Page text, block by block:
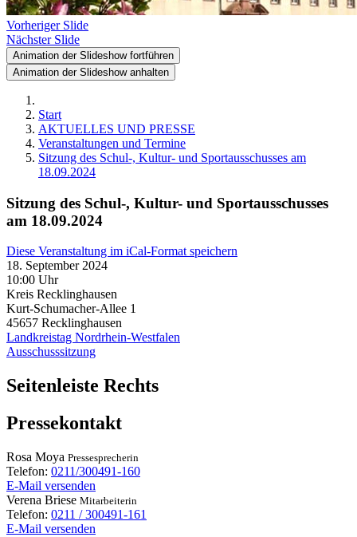
Vorheriger Slide
Nächster Slide
Animation der Slideshow fortführen
Animation der Slideshow anhalten
Start
AKTUELLES UND PRESSE
Veranstaltungen und Termine
Sitzung des Schul-, Kultur- und Sportausschusses am
18.09.2024
Sitzung des Schul-, Kultur- und Sportausschusses
am 18.09.2024
Diese Veranstaltung im iCal-Format speichern
18. September 2024
10:00 Uhr
Kreis Recklinghausen
Kurt-Schumacher-Allee 1
45657 Recklinghausen
Landkreistag Nordrhein-Westfalen
Ausschusssitzung
Seitenleiste Rechts
Pressekontakt
Rosa Moya Pressesprecherin
Telefon: 0211/300491-160
E-Mail versenden
Verena Briese Mitarbeiterin
Telefon: 0211 / 300491-161
E-Mail versenden